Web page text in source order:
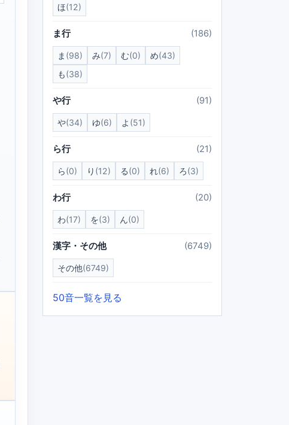
ほ(12)
ま行 (186)
ま (98) み(7) む(0) め(43)
も(38)
や行 (91)
や(34) ゆ(6) よ (51)
ら行 (21)
ら(0) り (12) る(0) れ(6) ろ(3)
わ行 (20)
わ(17) を(3) ん(0)
漢字・その他 (6749)
その他(6749)
50音一覧を見る